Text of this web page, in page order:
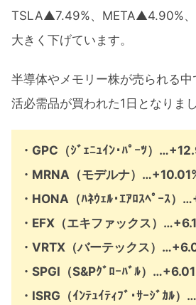
TSLA▲7.49%、META▲4.90%
大きく下げています。
半導体やメモリー株が売られる
活必需品が買われた1日となりまし
・GPC（ｼﾞｪﾆｭｲﾝ･ﾊﾟｰﾂ）
・MRNA（モデルナ）
・HONA（ﾊﾈｳｪﾙ･ｴｱﾛｽﾍﾟｰｽ）
・EFX（エキファックス）
・VRTX（バーテックス）
・SPGI（S&Pｸﾞﾛｰﾊﾞﾙ）
・ISRG（ｲﾝﾃｭｲﾃｨﾌﾞ･ｻｰｼﾞｶﾙ